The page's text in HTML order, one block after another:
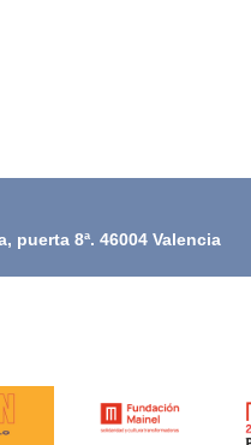
puerta 8ª. 46004 Valencia